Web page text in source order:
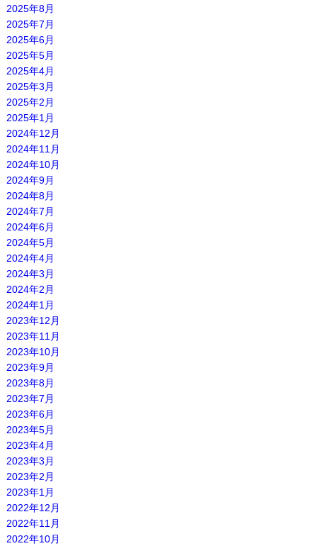
2025年8月
2025年7月
2025年6月
2025年5月
2025年4月
2025年3月
2025年2月
2025年1月
2024年12月
2024年11月
2024年10月
2024年9月
2024年8月
2024年7月
2024年6月
2024年5月
2024年4月
2024年3月
2024年2月
2024年1月
2023年12月
2023年11月
2023年10月
2023年9月
2023年8月
2023年7月
2023年6月
2023年5月
2023年4月
2023年3月
2023年2月
2023年1月
2022年12月
2022年11月
2022年10月